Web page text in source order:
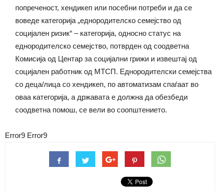
попреченост, хендикеп или посебни потреби и да се
воведе категорија „еднородителско семејство од
социјален ризик“ – категорија, односно статус на
еднородителско семејство, потврден од соодветна
Комисија од Центар за социјални грижи и извештај од
социјален работник од МТСП. Еднородителски семејства
со деца/лица со хендикеп, по автоматизам спаѓаат во
оваа категорија, а државата е должна да обезбеди
соодветна помош, се вели во соопштението.
Error9 Error9